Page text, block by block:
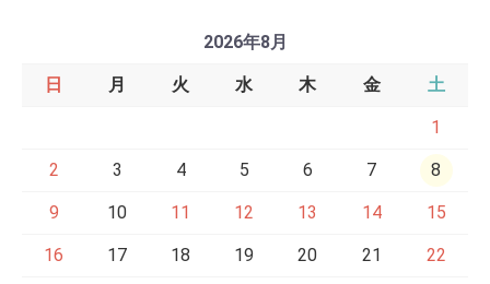
2026年8月
日 月 火 水 木 金 土
1
2 3 4 5 6 7 8
9 10 11 12 13 14 15
16 17 18 19 20 21 22